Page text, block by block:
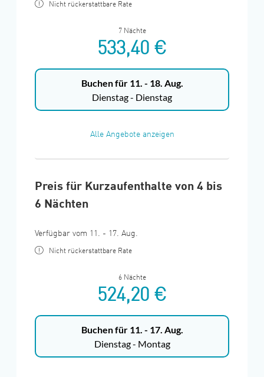
Nicht rückerstattbare Rate
7 Nächte
533,40 €
Buchen für 11. - 18. Aug.
Dienstag - Dienstag
Alle Angebote anzeigen
Preis für Kurzaufenthalte von 4 bis
6 Nächten
Verfügbar vom 11. - 17. Aug.
Nicht rückerstattbare Rate
6 Nächte
524,20 €
Buchen für 11. - 17. Aug.
Dienstag - Montag